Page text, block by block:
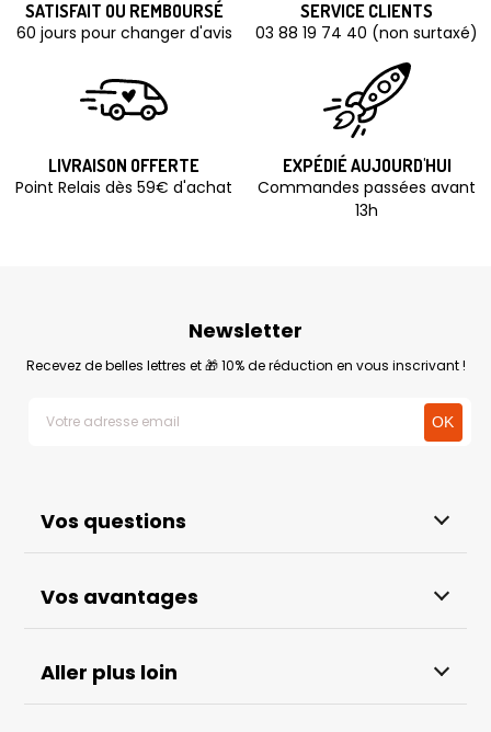
SATISFAIT OU REMBOURSÉ
60 jours pour changer d'avis
SERVICE CLIENTS
03 88 19 74 40 (non surtaxé)
LIVRAISON OFFERTE
Point Relais dès 59€ d'achat
EXPÉDIÉ AUJOURD'HUI
Commandes passées avant
13h
Vos questions
Vos avantages
Aller plus loin
Newsletter
Recevez de belles lettres et 🎁 10% de réduction en vous inscrivant !